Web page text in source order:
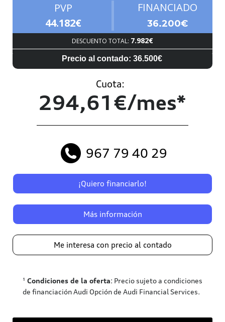
PVP
44.182€
FINANCIADO
36.200€
DESCUENTO TOTAL: 7.982€
Precio al contado: 36.500€
Cuota:
294,61€/mes*
967 79 40 29
¡Quiero financiarlo!
Más información
Me interesa con precio al contado
¹ Condiciones de la oferta: Precio sujeto a condiciones
de financiación Audi Opción de Audi Financial Services.